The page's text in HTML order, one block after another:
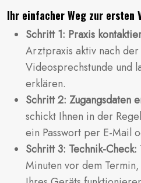
Ihr einfacher Weg zur ersten
Schritt 1: Praxis
Arztpraxis aktiv nach
Videosprechstunde und
erklären.
Schritt 2: Zugangsdaten
schickt Ihnen in der
ein Passwort per E-Mail
Schritt 3: Technik-Check:
Minuten vor dem